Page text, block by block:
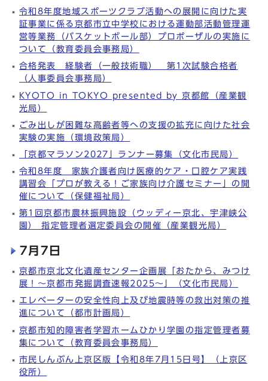
令和8年度地域スポーツクラブ活動への展開に向けた実
証事業に係る京都市立中学校における運動部活動管理運
営等業務（バスケットボール部）プロポーザルの実施に
ついて（教育委員会事務局）
合格発表 経験者（一般技術職） 第1次試験合格者
（人事委員会事務局）
KYOTO in TOKYO presented by 京都館（産業観
光局）
ごみ出しが困難な高齢者等への支援の拡充に向けた社会
実験の実施（環境政策局）
「京都マラソン2027」ランナー募集（文化市民局）
令和8年度 家族介護者向け医療的ケア・口腔ケア実践
講習会「プロが教える！ご家族向け介護セミナー」の開
催について（保健福祉局）
第1回京都市農林振興施設（ウッディー京北、宇津峡公
園） 指定管理者選定委員会の開催（産業観光局）
7月7日
京都市京北文化遺産センター企画展「おたから、みつけ
展！～京都市発掘調査速報2025～」（文化市民局）
エレベーターの安全性向上及び地震時等の救出対策の推
進について（都市計画局）
京都市知的障害者学習ホームひかり学園の指定管理者募
集について（教育委員会事務局）
市民しんぶん上京区版【令和8年7月15日号】（上京区
役所）